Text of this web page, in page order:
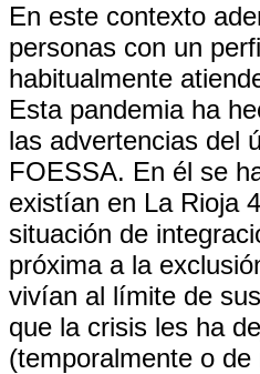
En este contexto
personas con un
habitualmente
Esta pandemia ha
las advertencias del
FOESSA. En él se
existían en La Rioja
situación de
próxima a la
vivían al límite de
que la crisis les ha
(temporalmente o